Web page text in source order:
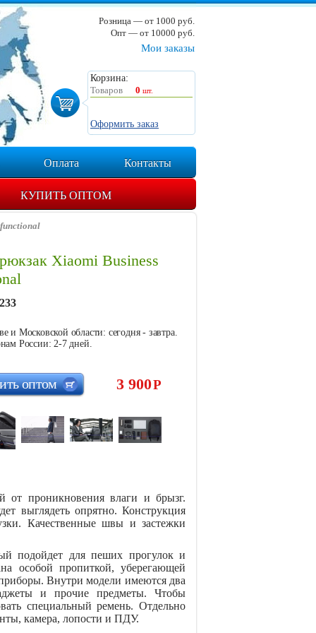
Мои заказы
Корзина:
Товаров
0 шт.
Оформить заказ
Розница — от 1000 руб.
Опт — от 10000 руб.
Оплата Контакты
КУПИТЬ ОПТОМ
Xiaomi Business
и Московской области: сегодня - завтра.
России: 2-7 дней.
3 900Р
оптом
от проникновения влаги и брызг.
выглядеть опрятно. Конструкция
Качественные швы и застежки
подойдет для пеших прогулок и
особой пропиткой, уберегающей
Внутри модели имеются два
и прочие предметы. Чтобы
специальный ремень. Отдельно
камера, лопости и ПДУ.